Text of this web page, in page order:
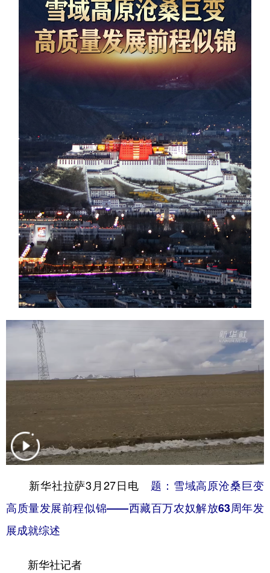
学术中国 乡村振兴 银龄 溯源中国
城市 旅游 能源 会展
彩票 娱乐 时尚
亚太网 上市公司
地方频道
天津 河北 山西
辽宁 吉林 上海 江苏
浙江 安徽 福建 江西
山东 河南 湖北 湖南
广东 广西 海南 重庆
四川 贵州 云南 西藏
陕西 青海 宁夏
新疆
多语种频道
English Español Français عربى
Русский язык 日本語 한국어
Deutsch Português
新华社拉萨3月27日电 题：雪域高原沧桑巨变
高质量发展前程似锦——西藏百万农奴解放63周年发
展成就综述
新华社记者